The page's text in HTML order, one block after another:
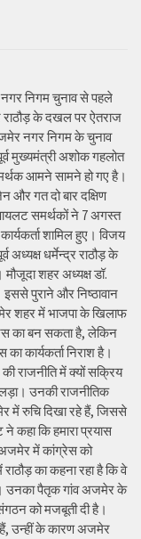
निगम चुनाव से पहले
राठौड़ के दखल पर ऐतराज
नगर निगम के चुनाव
मुख्यमंत्री अशोक गहलोत
आमने सामने हो गए है।
और गत दो बार दक्षिण
समर्थकों ने 7 अगस्त
शामिल हुए। विजय
धर्मेन्द्र राठौड़ के
शहर अध्यक्ष डॉ.
पुराने और निष्ठावान
शहर में भाजपा के खिलाफ
का बन सकता है, लेकिन
कार्यकर्ता निराश है।
राजनीति में क्यों सक्रिय
लड़ा। उनकी राजनीतिक
में रुचि दिखा रहे हैं, जिससे
कहा कि हमारा प्रयास
में कांग्रेस को
का कहना रहा है कि वे
उनका पैतृक गांव अजमेर के
को मजबूती दी है।
उन्हीं के कारण अजमेर